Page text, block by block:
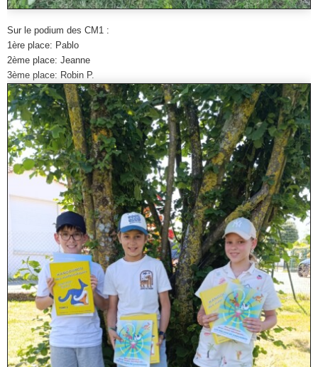
Sur le podium des CM1 :
1ère place: Pablo
2ème place: Jeanne
3ème place: Robin P.